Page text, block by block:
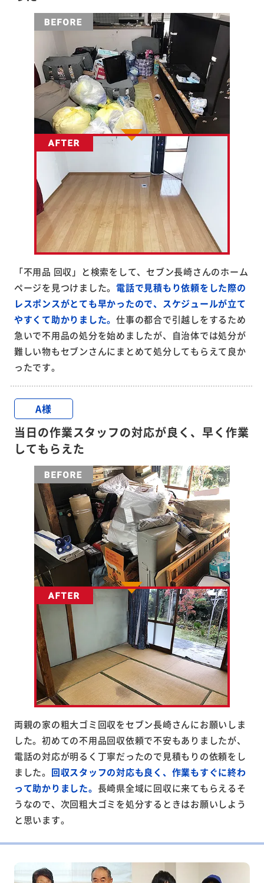
「不用品 回収」と検索をして、セブン長崎さんのホーム
ページを見つけました。 電話で見積もり依頼をした際の
レスポンスがとても早かったので、スケジュールが立て
やすくて助かりました。 仕事の都合で引越しをするため
急いで不用品の処分を始めましたが、自治体では処分が
難しい物もセブンさんにまとめて処分してもらえて良か
ったです。
A様
当日の作業スタッフの対応が良く、早く作業
してもらえた
両親の家の粗大ゴミ回収をセブン長崎さんにお願いしま
した。初めての不用品回収依頼で不安もありましたが、
電話の対応が明るく丁寧だったので見積もりの依頼をし
ました。 回収スタッフの対応も良く、作業もすぐに終わ
って助かりました。 長崎県全域に回収に来てもらえるそ
うなので、次回粗大ゴミを処分するときはお願いしよう
と思います。